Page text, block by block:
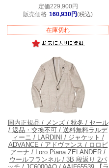
定価229,900円
販売価格 160,930円(税込)
在庫切れ
国内正規品 / メンズ / 秋冬 / セール
/ 返品・交換不可 / 送料無料ラルデ
ィーニ / LARDINI / ジャケット /
ADVANCE / アドヴァンス / ロロピ
アーナ / Loro Piana ZELANDER /
ウールフランネル / 3B 段返り 2パ